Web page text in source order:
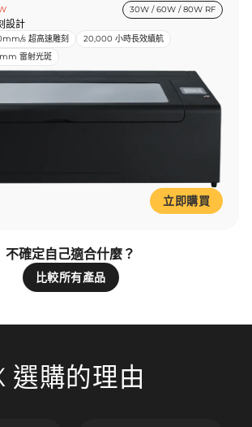
30W / 60W / 80W RF
設計
s 超高速雕刻
20,000 小時長效續航
雷射光斑
立即購買
不確定自己適合什麼？
比較所有產品
選購的理由